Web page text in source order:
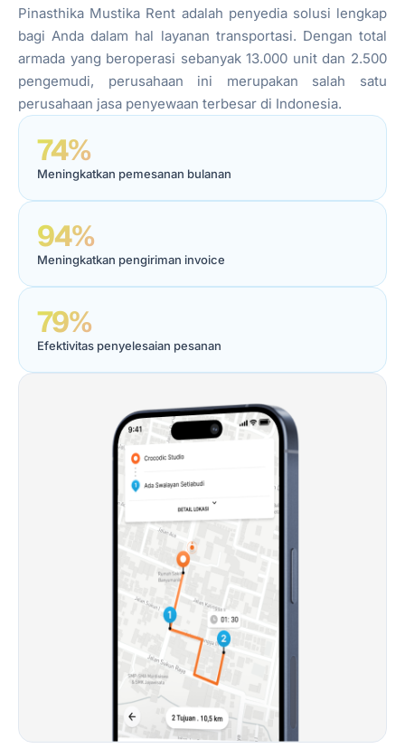
Pinasthika Mustika Rent adalah penyedia solusi lengkap
bagi Anda dalam hal layanan transportasi. Dengan total
armada yang beroperasi sebanyak 13.000 unit dan 2.500
pengemudi, perusahaan ini merupakan salah satu
perusahaan jasa penyewaan terbesar di Indonesia.
74%
Meningkatkan pemesanan bulanan
94%
Meningkatkan pengiriman invoice
79%
Efektivitas penyelesaian pesanan